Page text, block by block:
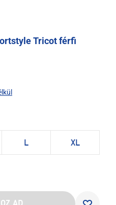
Tricot férfi
L XL